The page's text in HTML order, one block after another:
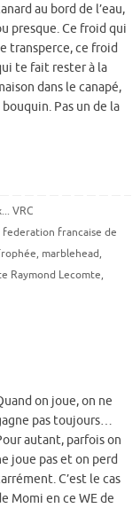
au bord de l’eau,
presque. Ce froid qui
transperce, ce froid
te fait rester à la
dans le canapé,
Pas un de la
VRC
federation francaise de
, marblehead,
Raymond Lecomte,
on joue, on ne
pas toujours…
autant, parfois on
joue pas et on perd
C’est le cas
Momi en ce WE de